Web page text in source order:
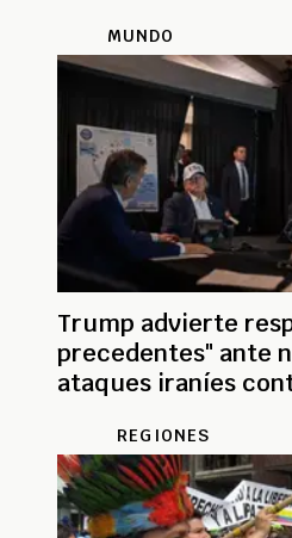
MUNDO
Trump advierte
precedentes" ante
ataques iraníes
REGIONES